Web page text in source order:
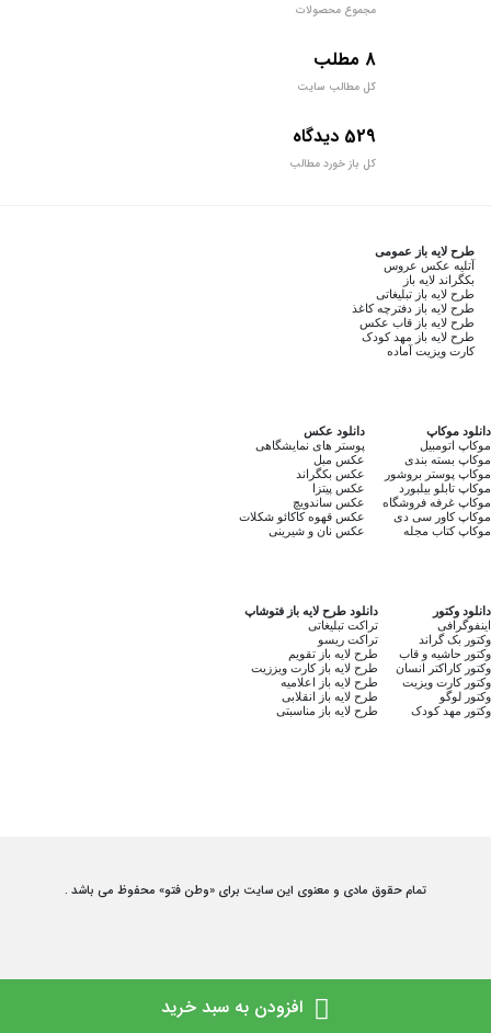
افزودن به سبد خرید
مجموع محصولات
8 مطلب
کل مطالب سایت
529 دیدگاه
کل باز خورد مطالب
طرح لایه باز عمومی
آتلیه عکس عروس
بکگراند لایه باز
طرح لایه باز تبلیغاتی
طرح لایه باز دفترچه کاغذ
طرح لایه باز قاب عکس
طرح لایه باز مهد کودک
کارت ویزیت آماده
دانلود موکاپ
موکاپ اتومبیل
موکاپ بسته بندی
موکاپ پوستر بروشور
موکاپ تابلو بیلبورد
موکاپ غرفه فروشگاه
موکاپ کاور سی دی
موکاپ کتاب مجله
دانلود عکس
پوستر های نمایشگاهی
عکس مبل
عکس بکگراند
عکس پیتزا
عکس ساندویچ
عکس قهوه کاکائو شکلات
عکس نان و شیرینی
دانلود وکتور
اینفوگرافی
وکتور بک گراند
وکتور حاشیه و قاب
وکتور کاراکتر انسان
وکتور کارت ویزیت
وکتور لوگو
وکتور مهد کودک
دانلود طرح لایه باز فتوشاپ
تراکت تبلیغاتی
تراکت ریسو
طرح لایه باز تقویم
طرح لایه باز کارت ویززیت
طرح لایه باز اعلامیه
طرح لایه باز انقلابی
طرح لایه باز مناسبتی
تمام حقوق مادی و معنوی این سایت برای «وطن فتو» محفوظ می باشد .